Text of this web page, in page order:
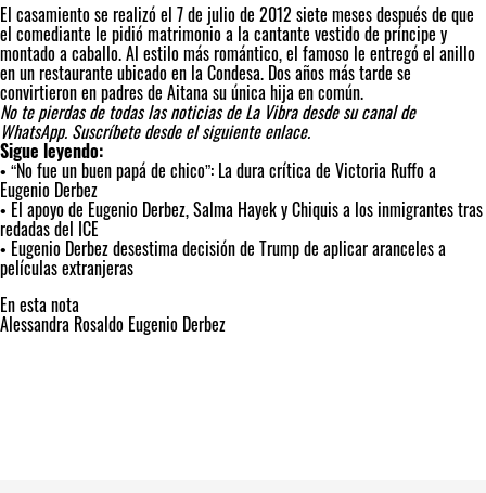
El casamiento se realizó el 7 de julio de 2012 siete meses después de que
el comediante le pidió matrimonio a la cantante vestido de príncipe y
montado a caballo. Al estilo más romántico, el famoso le entregó el anillo
en un restaurante ubicado en la Condesa. Dos años más tarde se
convirtieron en padres de Aitana su única hija en común.
No te pierdas de todas las noticias de La Vibra desde su canal de
WhatsApp. Suscríbete desde el siguiente enlace.
Sigue leyendo:
• “No fue un buen papá de chico”: La dura crítica de Victoria Ruffo a
Eugenio Derbez
• El apoyo de Eugenio Derbez, Salma Hayek y Chiquis a los inmigrantes tras
redadas del ICE
• Eugenio Derbez desestima decisión de Trump de aplicar aranceles a
películas extranjeras
En esta nota
Alessandra Rosaldo Eugenio Derbez